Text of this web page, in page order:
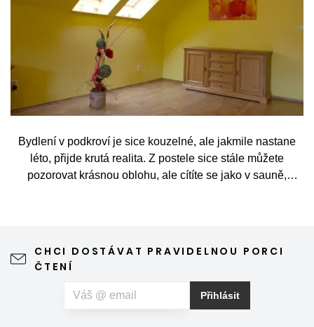
Bydlení v podkroví je sice kouzelné, ale jakmile nastane
léto, přijde krutá realita. Z postele sice stále můžete
pozorovat krásnou oblohu, ale cítíte se jako v sauně,
CHCI DOSTÁVAT PRAVIDELNOU PORCI
ČTENÍ
Přihlásit